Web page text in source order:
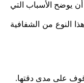
يوضح الأسباب التي
النوع من الشفافية
على مدى دقتها.